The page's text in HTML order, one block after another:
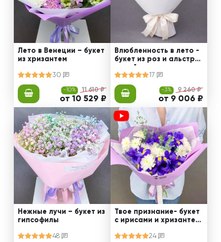
Лето в Венеции – букет
из хризантем
30
-10% 11 610 ₽
от 10 529 ₽
Влюбленность в лето -
букет из роз и альстро
мерий
17
-3% 9 260 ₽
от 9 006 ₽
Нежные лучи – букет из
гипсофилы
48
Твое признание- букет
с ирисами и хризантем
24